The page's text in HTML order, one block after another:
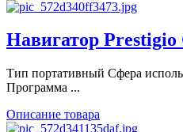
Навигатор Prestigio
Тип портативный Сфера
Программа ...
Описание товара